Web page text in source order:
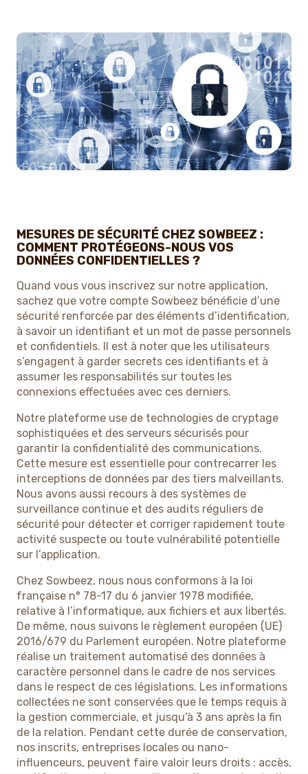
MESURES DE SÉCURITÉ CHEZ SOWBEEZ :
COMMENT PROTÉGEONS-NOUS VOS
DONNÉES CONFIDENTIELLES ?
Quand vous vous inscrivez sur notre application,
sachez que votre compte Sowbeez bénéficie d’une
sécurité renforcée par des éléments d’identification,
à savoir un identifiant et un mot de passe personnels
et confidentiels. Il est à noter que les utilisateurs
s’engagent à garder secrets ces identifiants et à
assumer les responsabilités sur toutes les
connexions effectuées avec ces derniers.
Notre plateforme use de technologies de cryptage
sophistiquées et des serveurs sécurisés pour
garantir la confidentialité des communications.
Cette mesure est essentielle pour contrecarrer les
interceptions de données par des tiers malveillants.
Nous avons aussi recours à des systèmes de
surveillance continue et des audits réguliers de
sécurité pour détecter et corriger rapidement toute
activité suspecte ou toute vulnérabilité potentielle
sur l’application.
Chez Sowbeez, nous nous conformons à la loi
française n° 78-17 du 6 janvier 1978 modifiée,
relative à l’informatique, aux fichiers et aux libertés.
De même, nous suivons le règlement européen (UE)
2016/679 du Parlement européen. Notre plateforme
réalise un traitement automatisé des données à
caractère personnel dans le cadre de nos services
dans le respect de ces législations. Les informations
collectées ne sont conservées que le temps requis à
la gestion commerciale, et jusqu’à 3 ans après la fin
de la relation. Pendant cette durée de conservation,
nos inscrits, entreprises locales ou nano-
influenceurs, peuvent faire valoir leurs droits : accès,